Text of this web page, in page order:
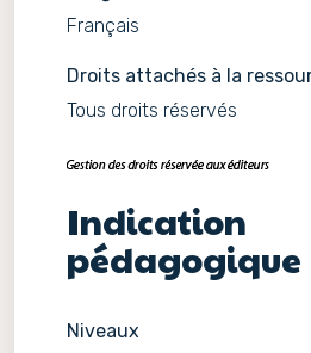
Français
Droits attachés à la
Tous droits réservés
Indication
pédagogique
Niveaux